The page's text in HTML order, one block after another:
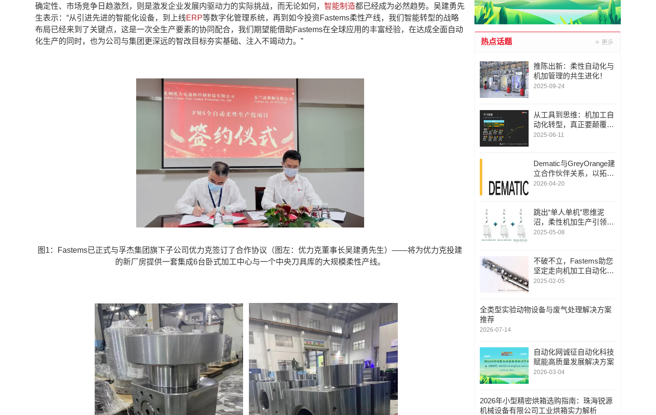
确定性、市场竞争日趋激烈，则是激发企业发展内驱动力的实际挑战，而无论如何， 智能制造都已经成为必然趋势。吴建勇先
生表示：“从引进先进的智能化设备，到上线ERP等数字化管理系统，再到如今投资Fastems柔性产线，我们智能转型的战略
布局已经来到了关键点，这是一次全生产要素的协同配合，我们期望能借助Fastems在全球应用的丰富经验，在达成全面自动
化生产的同时，也为公司与集团更深远的智改目标夯实基础、注入不竭动力。”
图1：Fastems已正式与孚杰集团旗下子公司优力克签订了合作协议（图左：优力克董事长吴建勇先生）——将为优力克投建
的新厂房提供一套集成6台卧式加工中心与一个中央刀具库的大规模柔性产线。
热点话题
推陈出新：柔性自动化与
机加管理的共生进化！
2025-09-24
从工具到思维：机加工自
动化转型，真正要颠覆的
是什么？
2025-06-11
Dematic与GreyOrange建
立合作伙伴关系，以拓展
柔性自动化能力
2026-04-20
跳出“单人单机”思维泥
沼，柔性机加生产引领未
来！
2025-05-08
不破不立，Fastems助您
坚定走向机加工自动化的
成功！
2025-02-05
全类型实验动物设备与废气处理解决方案
推荐
2026-07-14
自动化网诚征自动化科技
赋能高质量发展解决方案
2026-03-04
2026年小型精密烘箱选购指南：珠海锐源
机械设备有限公司工业烘箱实力解析